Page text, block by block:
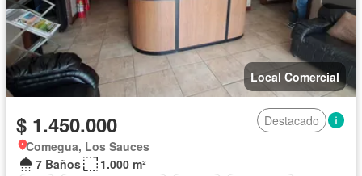
Local Comercial
$ 1.450.000
Destacado
Comegua, Los Sauces
7 Baños
1.000 m²